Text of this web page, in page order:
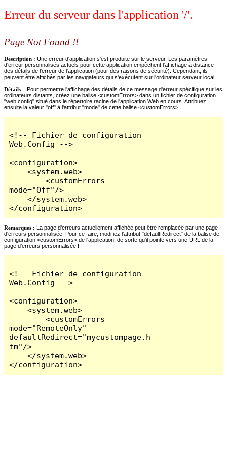
Erreur du serveur dans l'application '/'.
Page Not Found !!
Description : Une erreur d'application s'est produite sur le serveur. Les paramètres
d'erreur personnalisés actuels pour cette application empêchent l'affichage à distance
des détails de l'erreur de l'application (pour des raisons de sécurité). Cependant, ils
peuvent être affichés par les navigateurs qui s'exécutent sur l'ordinateur serveur local.
Détails = Pour permettre l'affichage des détails de ce message d'erreur spécifique sur les
ordinateurs distants, créez une balise <customErrors> dans un fichier de configuration
"web.config" situé dans le répertoire racine de l'application Web en cours. Attribuez
ensuite la valeur "off" à l'attribut "mode" de cette balise <customErrors>.
<!-- Fichier de configuration
Web.Config -->
<configuration>
    <system.web>
        <customErrors
mode="Off"/>
    </system.web>
</configuration>
Remarques : La page d'erreurs actuellement affichée peut être remplacée par une page
d'erreurs personnalisée. Pour ce faire, modifiez l'attribut "defaultRedirect" de la balise de
configuration <customErrors> de l'application, de sorte qu'il pointe vers une URL de la
page d'erreurs personnalisée !
<!-- Fichier de configuration
Web.Config -->
<configuration>
    <system.web>
        <customErrors
mode="RemoteOnly"
defaultRedirect="mycustompage.h
tm"/>
    </system.web>
</configuration>